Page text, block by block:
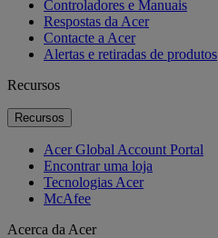
Controladores e Manuais
Respostas da Acer
Contacte a Acer
Alertas e retiradas de produtos
Recursos
Recursos
Acer Global Account Portal
Encontrar uma loja
Tecnologias Acer
McAfee
Acerca da Acer